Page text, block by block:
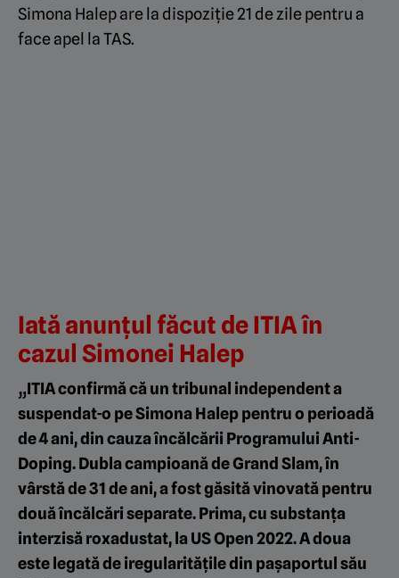
Simona Halep are la dispoziție 21 de zile pentru a
face apel la TAS.
Iată anunțul făcut de ITIA în
cazul Simonei Halep
„ITIA confirmă că un tribunal independent a
suspendat-o pe Simona Halep pentru o perioadă
de 4 ani, din cauza încălcării Programului Anti-
Doping. Dubla campioană de Grand Slam, în
vârstă de 31 de ani, a fost găsită vinovată pentru
două încălcări separate. Prima, cu substanța
interzisă roxadustat, la US Open 2022. A doua
este legată de iregularitățile din pașaportul său